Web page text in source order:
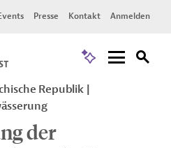
Presse Kontakt Anmelden
Republik
der